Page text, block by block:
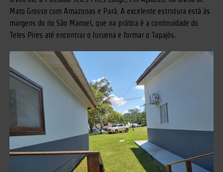
Mato Grosso com Amazonas e Pará. A excelente estrutura está às
margens do rio São Manoel, que na prática é a continuidade do
Teles Pires até encontrar o Juruena e formar o Tapajós.